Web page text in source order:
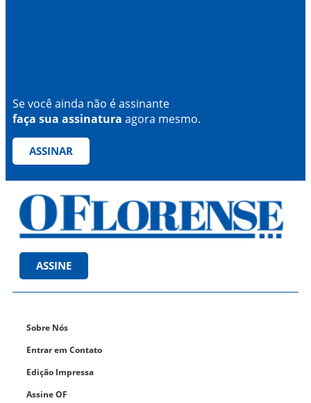
Se você ainda não é assinante
faça sua assinatura agora mesmo.
ASSINAR
ASSINE
Sobre Nós
Entrar em Contato
Edição Impressa
Assine OF